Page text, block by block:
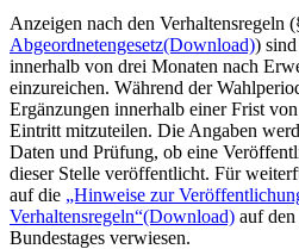
Anzeigen nach den Verhaltensregeln
Abgeordnetengesetz(Download))
innerhalb von drei Monaten nach
einzureichen. Während der
Ergänzungen innerhalb einer Frist
Eintritt mitzuteilen. Die Angaben
Daten und Prüfung, ob eine
dieser Stelle veröffentlicht. Für
auf die „Hinweise zur
Verhaltensregeln“(Download) auf den
Bundestages verwiesen.